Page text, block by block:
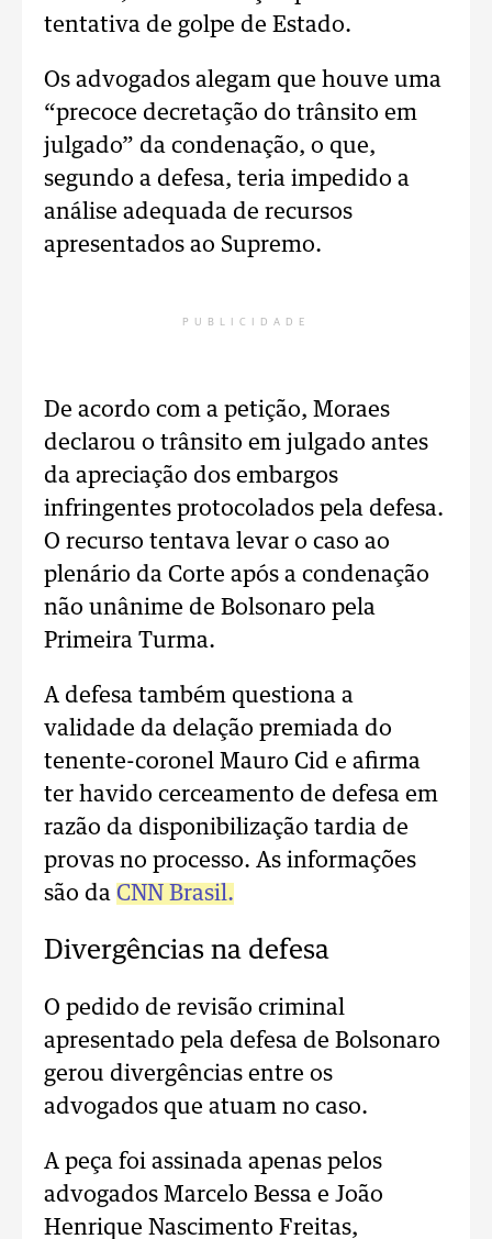
tentativa de golpe de Estado.
Os advogados alegam que houve uma
“precoce decretação do trânsito em
julgado” da condenação, o que,
segundo a defesa, teria impedido a
análise adequada de recursos
apresentados ao Supremo.
PUBLICIDADE
De acordo com a petição, Moraes
declarou o trânsito em julgado antes
da apreciação dos embargos
infringentes protocolados pela defesa.
O recurso tentava levar o caso ao
plenário da Corte após a condenação
não unânime de Bolsonaro pela
Primeira Turma.
A defesa também questiona a
validade da delação premiada do
tenente-coronel Mauro Cid e afirma
ter havido cerceamento de defesa em
razão da disponibilização tardia de
provas no processo. As informações
são da CNN Brasil.
Divergências na defesa
O pedido de revisão criminal
apresentado pela defesa de Bolsonaro
gerou divergências entre os
advogados que atuam no caso.
A peça foi assinada apenas pelos
advogados Marcelo Bessa e João
Henrique Nascimento Freitas,